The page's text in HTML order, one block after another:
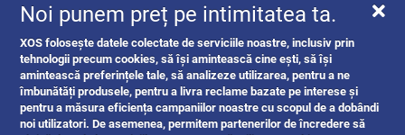
Harta site-ului
ANPC
Noi punem preț pe intimitatea ta.
XOS folosește datele colectate de serviciile noastre, inclusiv prin
tehnologii precum cookies, să își amintească cine ești, să își
amintească preferințele tale, să analizeze utilizarea, pentru a ne
îmbunătăți produsele, pentru a livra reclame bazate pe interese și
pentru a măsura eficiența campaniilor noastre cu scopul de a dobândi
noi utilizatori. De asemenea, permitem partenerilor de încredere să